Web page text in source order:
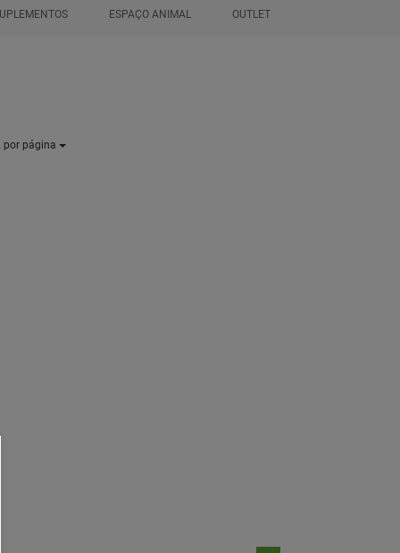
ESPAÇO ANIMAL OUTLET
por página